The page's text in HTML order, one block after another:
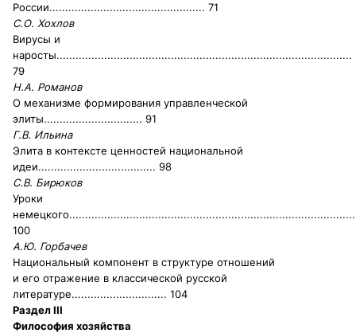
России................................................. 71
С.О. Хохлов
Вирусы и
наросты.............................................................................................
79
Н.А. Романов
О механизме формирования управленческой
элиты............................... 91
Г.В. Ильина
Элита в контексте ценностей национальной
идеи..................................... 98
С.В. Бирюков
Уроки
немецкого
100
А.Ю. Горбачев
Национальный компонент в структуре отношений
и его отражение в классической русской
литературе.............................. 104
Раздел III
Философия хозяйства